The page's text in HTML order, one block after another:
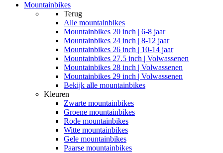
Mountainbikes
Terug
Alle mountainbikes
Mountainbikes 20 inch | 6-8 jaar
Mountainbikes 24 inch | 8-12 jaar
Mountainbikes 26 inch | 10-14 jaar
Mountainbikes 27.5 inch | Volwassenen
Mountainbikes 28 inch | Volwassenen
Mountainbikes 29 inch | Volwassenen
Bekijk alle mountainbikes
Kleuren
Zwarte mountainbikes
Groene mountainbikes
Rode mountainbikes
Witte mountainbikes
Gele mountainbikes
Paarse mountainbikes